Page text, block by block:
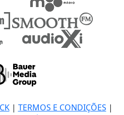
| TERMOS E CONDIÇÕES |